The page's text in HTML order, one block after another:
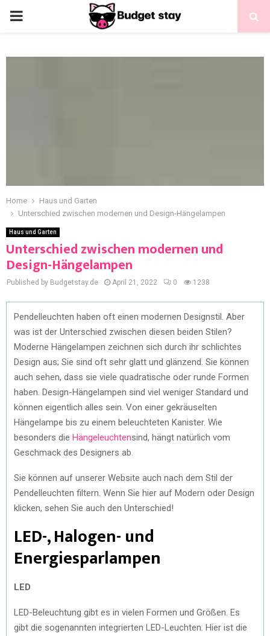
Home
Haus und Garten
Unterschied zwischen modernen und Design-Hängelampen
Haus und Garten
Unterschied zwischen modernen und
Design-Hängelampen
Published by Budgetstay.de April 21, 2022 0 1238
Pendelleuchten haben oft einen modernen Designstil. Aber
was ist der Unterschied zwischen diesen beiden Stilen?
Moderne Hängelampen zeichnen sich durch ihr schlichtes
Design aus; Sie sind oft sehr glatt und glänzend. Sie können
auch sehen, dass sie viele quadratische oder runde Formen
haben. Design-Hängelampen sind viel weniger Standard und
können eigentlich alles sein. Von einer gekräuselten
Hängelampe bis zu einem beleuchteten Kanister. Wie
besonders die Hängeleuchtensind, hängt natürlich vom
Geschmack des Designers ab.
Sie können auf unserer Website auch nach dem Stil der
Pendelleuchten filtern. Wenn Sie hier auf Modern oder Design
klicken, sehen Sie auch den Unterschied!
LED-, Halogen- und
Energiesparlampen
LED
LED-Beleuchtung gibt es in vielen Formen und Größen. Es
gibt die sogenannten integrierten LED-Leuchten. Hier ist die